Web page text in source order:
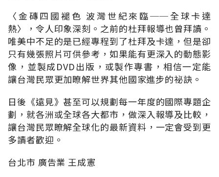
〈金磚四國褪色 波灣世紀來臨──全球卡達
熱〉，令人印象深刻。之前的杜拜報導也曾拜讀。
唯美中不足的是已經專程到了杜拜及卡達，但是卻
只有幾張照片可供參考，如果能有更深入的動態影
像，並製成DVD出版，或製作專書，相信一定能
讓台灣民眾更加瞭解世界其他國家進步的祕訣。
日後《遠見》甚至可以規劃每一年度的國際專題企
劃，就各洲或全球各大都市，做深入報導及比較，
讓台灣民眾瞭解全球化的最新資料，一定會受到更
多讀者歡迎。
台北市 廣告業 王成憲